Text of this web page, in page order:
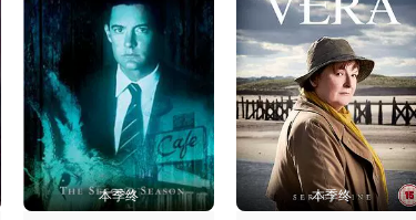
本季终 本季终